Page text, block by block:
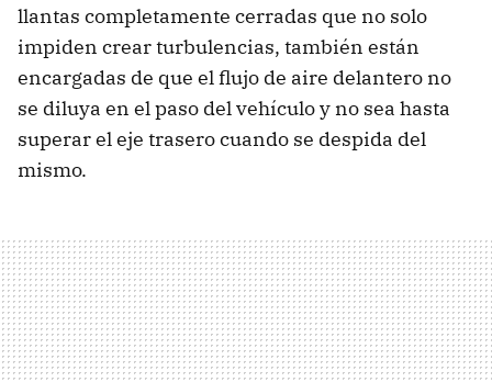
llantas completamente cerradas que no solo
impiden crear turbulencias, también están
encargadas de que el flujo de aire delantero no
se diluya en el paso del vehículo y no sea hasta
superar el eje trasero cuando se despida del
mismo.